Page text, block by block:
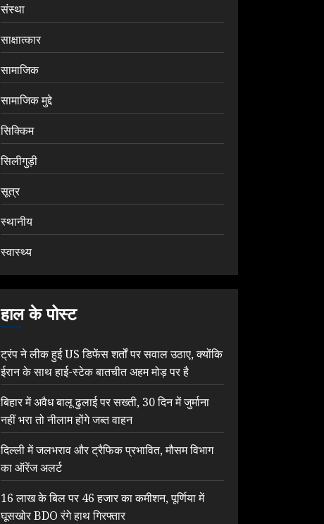
संस्था
साक्षात्कार
सामाजिक
सामाजिक मुद्दे
सिक्किम
सिलीगुड़ी
सूत्र
स्थानीय
स्वास्थ्य
हाल के पोस्ट
ट्रंप ने लीक हुई US डिफेंस शर्तों पर सवाल उठाए, क्योंकि
ईरान के साथ हाई-स्टेक बातचीत अहम मोड़ पर है
बिहार में अवैध बालू ढुलाई पर सख्ती, 30 दिन में जुर्माना
नहीं भरा तो नीलाम होंगे जब्त वाहन
दिल्ली में जलभराव और ट्रैफिक प्रभावित, मौसम विभाग
का ऑरेंज अलर्ट
16 लाख के बिल पर 46 हजार का कमीशन, पूर्णिया में
घूसखोर BDO रंगे हाथ गिरफ्तार